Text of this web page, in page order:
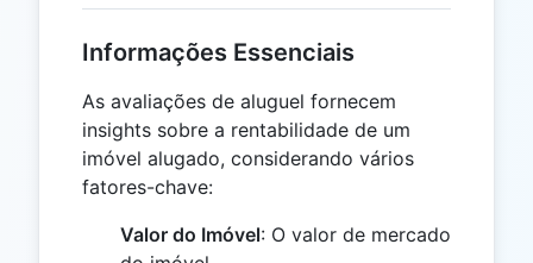
Informações Essenciais
As avaliações de aluguel fornecem
insights sobre a rentabilidade de um
imóvel alugado, considerando vários
fatores-chave:
Valor do Imóvel: O valor de mercado